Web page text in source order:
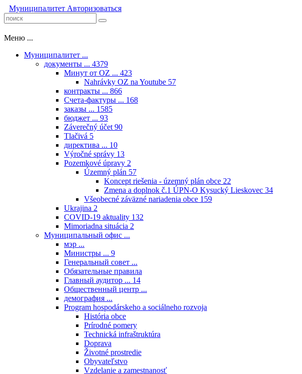
Муниципалитет Авторизоваться
Меню ...
Муниципалитет ...
документы ... 4379
Минут от OZ ... 423
Nahrávky OZ na Youtube 57
контракты ... 866
Счета-фактуры ... 168
заказы ... 1585
бюджет ... 93
Záverečný účet 90
Tlačivá 5
директива ... 10
Výročné správy 13
Pozemkové úpravy 2
Územný plán 57
Koncept riešenia - územný plán obce 22
Zmena a doplnok č.1 ÚPN-O Kysucký Lieskovec 34
Všeobecné záväzné nariadenia obce 159
Ukrajina 2
COVID-19 aktuality 132
Mimoriadna situácia 2
Муниципальный офис ...
мэр ...
Министры ... 9
Генеральный совет ...
Обязательные правила
Главный аудитор ... 14
Общественный центр ...
демография ...
Program hospodárskeho a sociálneho rozvoja
História obce
Prírodné pomery
Technická infraštruktúra
Doprava
Životné prostredie
Obyvateľstvo
Vzdelanie a zamestnanosť